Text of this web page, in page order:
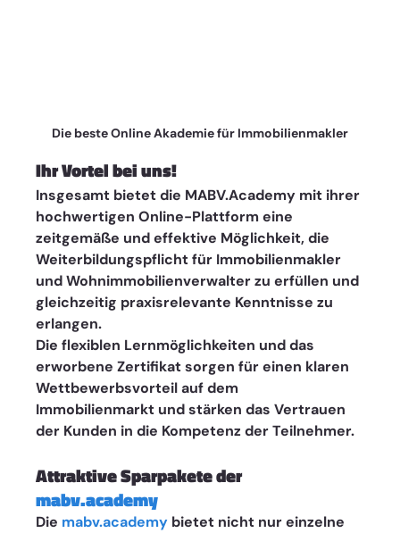
Die beste Online Akademie für Immobilienmakler
Ihr Vortel bei uns!
Insgesamt bietet die MABV.Academy mit ihrer
hochwertigen Online-Plattform eine
zeitgemäße und effektive Möglichkeit, die
Weiterbildungspflicht für Immobilienmakler
und Wohnimmobilienverwalter zu erfüllen und
gleichzeitig praxisrelevante Kenntnisse zu
erlangen.
Die flexiblen Lernmöglichkeiten und das
erworbene Zertifikat sorgen für einen klaren
Wettbewerbsvorteil auf dem
Immobilienmarkt und stärken das Vertrauen
der Kunden in die Kompetenz der Teilnehmer.
Attraktive Sparpakete der
mabv.academy
Die mabv.academy bietet nicht nur einzelne